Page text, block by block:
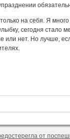
на себя. Я
сегодня стало
или нет. Но лучше,
от